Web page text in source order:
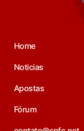
Home
Noticias
Apostas
Fórum